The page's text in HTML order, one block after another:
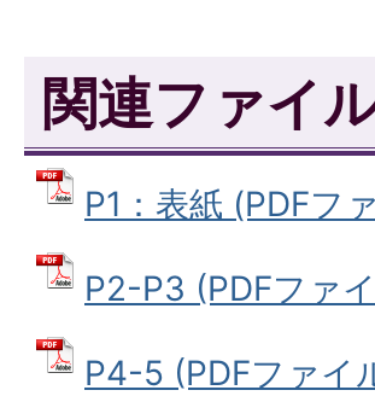
関連ファイ
P1：表紙 (PDFフ
P2-P3 (PDFファ
P4-5 (PDFファイ